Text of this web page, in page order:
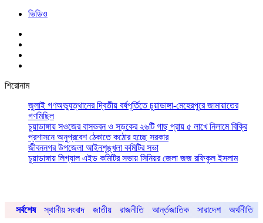
ভিডিও
শিরোনাম
জুলাই গণঅভ্যুত্থানের দ্বিতীয় বর্ষপূর্তিতে চুয়াডাঙ্গা-মেহেরপুরে জামায়াতের
গণমিছিল
চুয়াডাঙ্গায় সওজের বাসভবন ও সড়কের ২৬টি গাছ প্রায় ৫ লাখে নিলামে বিক্রি
প্রশাসনে অনুপ্রবেশ ঠেকাতে কঠোর হচ্ছে সরকার
জীবননগর উপজেলা আইনশৃঙ্খলা কমিটির সভা
চুয়াডাঙ্গায় লিগ্যাল এইড কমিটির সভায় সিনিয়র জেলা জজ রফিকুল ইসলাম
সর্বশেষ স্থানীয় সংবাদ জাতীয় রাজনীতি আর্ন্তজাতিক সারাদেশ অর্থনীতি